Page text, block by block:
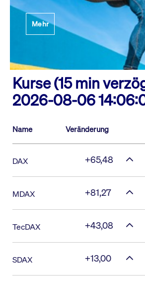
Mehr
Kurse (15 min
2026-08-06
Name Veränderung
DAX +65,48
MDAX +81,27
TecDAX +43,08
SDAX +13,00